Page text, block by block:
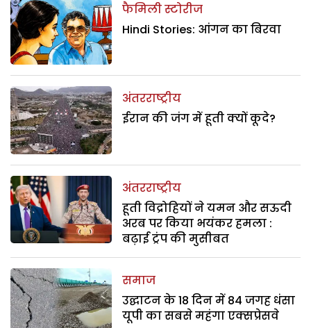
फैमिली स्टोरीज
Hindi Stories: आंगन का बिरवा
अंतरराष्ट्रीय
ईरान की जंग में हूती क्यों कूदे?
अंतरराष्ट्रीय
हूती विद्रोहियों ने यमन और सऊदी
अरब पर किया भयंकर हमला :
बढ़ाई ट्रंप की मुसीबत
समाज
उद्घाटन के 18 दिन में 84 जगह धंसा
यूपी का सबसे महंगा एक्सप्रेसवे